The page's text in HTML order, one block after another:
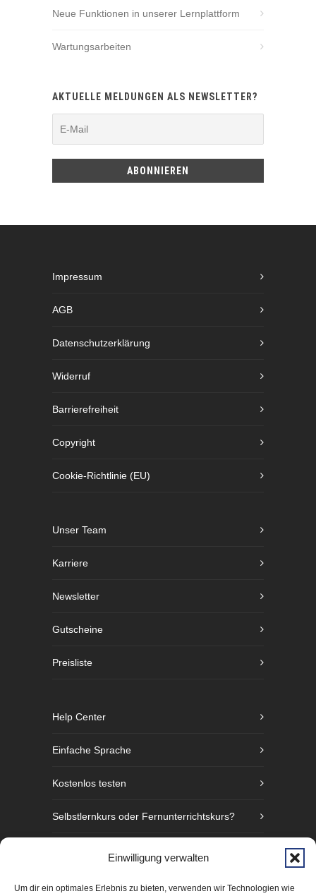
Einwilligung verwalten
Um dir ein optimales Erlebnis zu bieten, verwenden wir Technologien wie
Neue Funktionen in unserer Lernplattform
Wartungsarbeiten
AKTUELLE MELDUNGEN ALS NEWSLETTER?
Impressum
AGB
Datenschutzerklärung
Widerruf
Barrierefreiheit
Copyright
Cookie-Richtlinie (EU)
Unser Team
Karriere
Newsletter
Gutscheine
Preisliste
Help Center
Einfache Sprache
Kostenlos testen
Selbstlernkurs oder Fernunterrichtskurs?
Fünf Gründe Gebärdensprache zu lernen